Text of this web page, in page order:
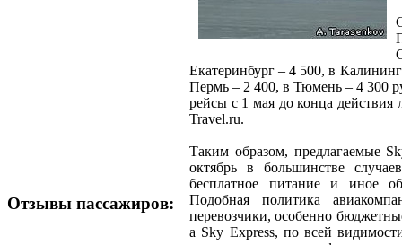
Отзывы пассажиров:
Екатеринбург – 4 500, в
Пермь – 2 400, в Тюмень – 4 300
рейсы с 1 мая до конца действия
Travel.ru.
Таким образом, предлагаемые
октябрь в большинстве
бесплатное питание и иное
Подобная политика
перевозчики, особенно
а Sky Express, по всей